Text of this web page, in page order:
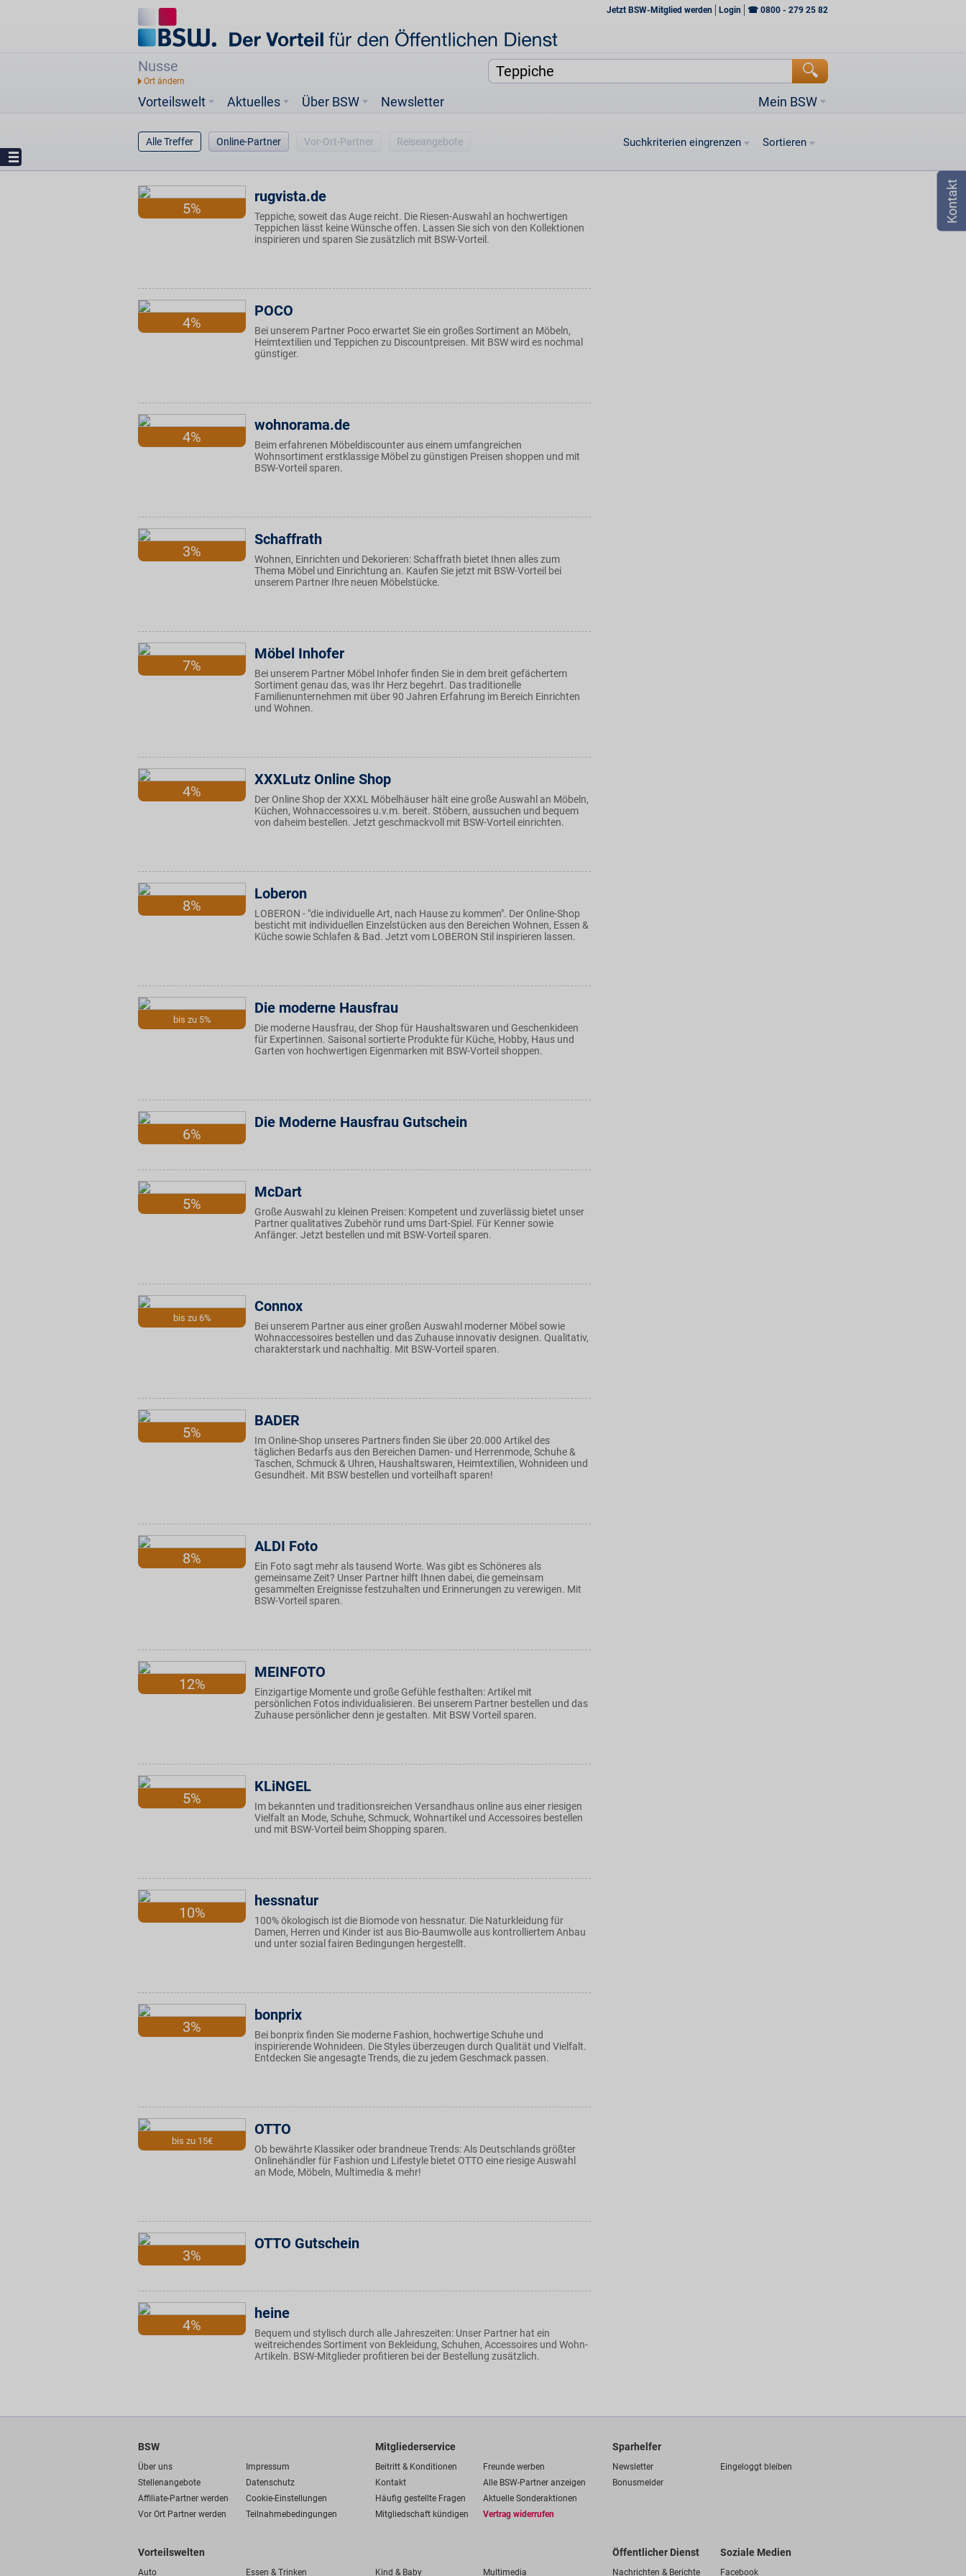
Jetzt BSW-Mitglied werden Login ☎ 0800 - 279 25 82
Nusse
Vorteilswelt Mein BSW
Aktuelles Über BSW Newsletter
Alle Treffer Online-Partner Vor-Ort-Partner Reiseangebote Suchkriterien eingrenzen Sortieren
5%
rugvista.de
Teppiche, soweit das Auge reicht. Die Riesen-Auswahl an hochwertigen
Teppichen lässt keine Wünsche offen. Lassen Sie sich von den Kollektionen
inspirieren und sparen Sie zusätzlich mit BSW-Vorteil.
4%
POCO
Bei unserem Partner Poco erwartet Sie ein großes Sortiment an Möbeln,
Heimtextilien und Teppichen zu Discountpreisen. Mit BSW wird es nochmal
günstiger.
4%
wohnorama.de
Beim erfahrenen Möbeldiscounter aus einem umfangreichen
Wohnsortiment erstklassige Möbel zu günstigen Preisen shoppen und mit
BSW-Vorteil sparen.
3%
Schaffrath
Wohnen, Einrichten und Dekorieren: Schaffrath bietet Ihnen alles zum
Thema Möbel und Einrichtung an. Kaufen Sie jetzt mit BSW-Vorteil bei
unserem Partner Ihre neuen Möbelstücke.
7%
Möbel Inhofer
Bei unserem Partner Möbel Inhofer finden Sie in dem breit gefächertem
Sortiment genau das, was Ihr Herz begehrt. Das traditionelle
Familienunternehmen mit über 90 Jahren Erfahrung im Bereich Einrichten
und Wohnen.
4%
XXXLutz Online Shop
Der Online Shop der XXXL Möbelhäuser hält eine große Auswahl an Möbeln,
Küchen, Wohnaccessoires u.v.m. bereit. Stöbern, aussuchen und bequem
von daheim bestellen. Jetzt geschmackvoll mit BSW-Vorteil einrichten.
8%
Loberon
LOBERON - "die individuelle Art, nach Hause zu kommen". Der Online-Shop
besticht mit individuellen Einzelstücken aus den Bereichen Wohnen, Essen &
Küche sowie Schlafen & Bad. Jetzt vom LOBERON Stil inspirieren lassen.
bis zu 5%
Die moderne Hausfrau
Die moderne Hausfrau, der Shop für Haushaltswaren und Geschenkideen
für Expertinnen. Saisonal sortierte Produkte für Küche, Hobby, Haus und
Garten von hochwertigen Eigenmarken mit BSW-Vorteil shoppen.
6%
Die Moderne Hausfrau Gutschein
5%
McDart
Große Auswahl zu kleinen Preisen: Kompetent und zuverlässig bietet unser
Partner qualitatives Zubehör rund ums Dart-Spiel. Für Kenner sowie
Anfänger. Jetzt bestellen und mit BSW-Vorteil sparen.
bis zu 6%
Connox
Bei unserem Partner aus einer großen Auswahl moderner Möbel sowie
Wohnaccessoires bestellen und das Zuhause innovativ designen. Qualitativ,
charakterstark und nachhaltig. Mit BSW-Vorteil sparen.
5%
BADER
Im Online-Shop unseres Partners finden Sie über 20.000 Artikel des
täglichen Bedarfs aus den Bereichen Damen- und Herrenmode, Schuhe &
Taschen, Schmuck & Uhren, Haushaltswaren, Heimtextilien, Wohnideen und
Gesundheit. Mit BSW bestellen und vorteilhaft sparen!
8%
ALDI Foto
Ein Foto sagt mehr als tausend Worte. Was gibt es Schöneres als
gemeinsame Zeit? Unser Partner hilft Ihnen dabei, die gemeinsam
gesammelten Ereignisse festzuhalten und Erinnerungen zu verewigen. Mit
BSW-Vorteil sparen.
12%
MEINFOTO
Einzigartige Momente und große Gefühle festhalten: Artikel mit
persönlichen Fotos individualisieren. Bei unserem Partner bestellen und das
Zuhause persönlicher denn je gestalten. Mit BSW Vorteil sparen.
5%
KLiNGEL
Im bekannten und traditionsreichen Versandhaus online aus einer riesigen
Vielfalt an Mode, Schuhe, Schmuck, Wohnartikel und Accessoires bestellen
und mit BSW-Vorteil beim Shopping sparen.
10%
hessnatur
100% ökologisch ist die Biomode von hessnatur. Die Naturkleidung für
Damen, Herren und Kinder ist aus Bio-Baumwolle aus kontrolliertem Anbau
und unter sozial fairen Bedingungen hergestellt.
3%
bonprix
Bei bonprix finden Sie moderne Fashion, hochwertige Schuhe und
inspirierende Wohnideen. Die Styles überzeugen durch Qualität und Vielfalt.
Entdecken Sie angesagte Trends, die zu jedem Geschmack passen.
bis zu 15€
OTTO
Ob bewährte Klassiker oder brandneue Trends: Als Deutschlands größter
Onlinehändler für Fashion und Lifestyle bietet OTTO eine riesige Auswahl
an Mode, Möbeln, Multimedia & mehr!
3%
OTTO Gutschein
4%
heine
Bequem und stylisch durch alle Jahreszeiten: Unser Partner hat ein
weitreichendes Sortiment von Bekleidung, Schuhen, Accessoires und Wohn-
Artikeln. BSW-Mitglieder profitieren bei der Bestellung zusätzlich.
BSW
Über uns
Impressum
Stellenangebote
Datenschutz
Affiliate-Partner werden
Cookie-Einstellungen
Vor Ort Partner werden
Teilnahmebedingungen
Mitgliederservice
Beitritt & Konditionen
Freunde werben
Kontakt
Alle BSW-Partner anzeigen
Häufig gestellte Fragen
Aktuelle Sonderaktionen
Mitgliedschaft kündigen
Vertrag widerrufen
Sparhelfer
Newsletter
Eingeloggt bleiben
Bonusmelder
Vorteilswelten
Auto Essen & Trinken Kind & Baby Multimedia
Öffentlicher Dienst
Nachrichten & Berichte
Soziale Medien
Facebook